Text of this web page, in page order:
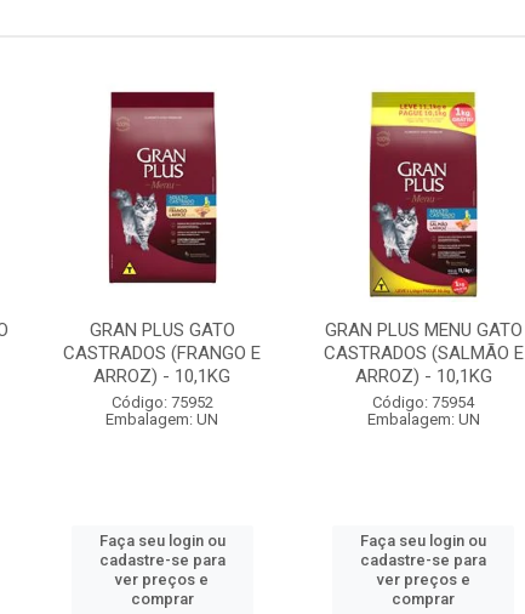
GRAN PLUS GATO
CASTRADOS (FRANGO E
ARROZ) - 10,1KG
Código: 75952
Embalagem: UN
Faça seu login ou
cadastre-se para
ver preços e
comprar
GRAN PLUS MENU GATO
CASTRADOS (SALMÃO E
ARROZ) - 10,1KG
Código: 75954
Embalagem: UN
Faça seu login ou
cadastre-se para
ver preços e
comprar